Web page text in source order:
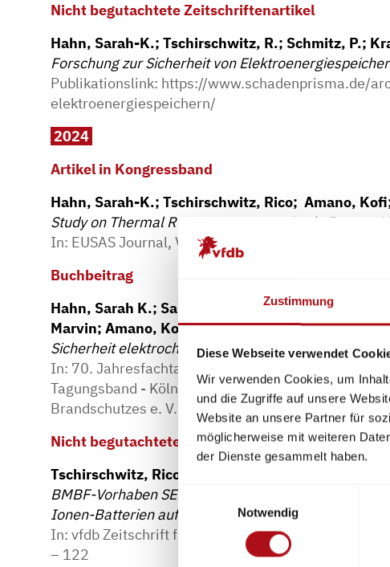
Zustimmung
Diese Webseite verwendet
Wir verwenden Cookies, um
und die Zugriffe auf unsere
Website an unsere Partner für
möglicherweise mit weiteren
der Dienste gesammelt haben.
Einwilligungsauswahl
Notwendig
Nicht begutachtete Zeitschriftenartikel
Hahn, Sarah-K.; Tschirschwitz, R.; Schmitz, P.;
Forschung zur Sicherheit von
Publikationslink: https://www.schadenprisma.de/
elektroenergiespeichern/
2024
Artikel in Kongressband
Hahn, Sarah-K.; Tschirschwitz, Rico; Amano,
Study on Thermal Runaway Propagation in Battery
In: EUSAS Journal, Vol. 15, S. 43 – 50, 2024.
Buchbeitrag
Hahn, Sarah K.; Saupe, Alexander;
Marvin; Amano, Kofi; Krause, Ulrich
Sicherheit elektrochemischer Energiespeicher –
In: 70. Jahresfachtagung der Vereinigung zur
Tagungsband - Köln: VdS Schadenverhütung;
Brandschutzes e. V., vfdb - Tagungsband . - 2024,
Nicht begutachtete Zeitschriftenartikel
Tschirschwitz, Rico; Hahn, Sarah-K. ; Krause,
BMBF-Vorhaben SEE-2L - Auswirkungen des
Ionen-Batterien auf Modulebene
In: vfdb Zeitschrift für Forschung, Technik und
– 122